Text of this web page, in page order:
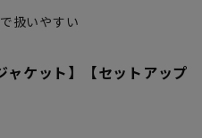
扱いやすい
ャケット】【セットアップ